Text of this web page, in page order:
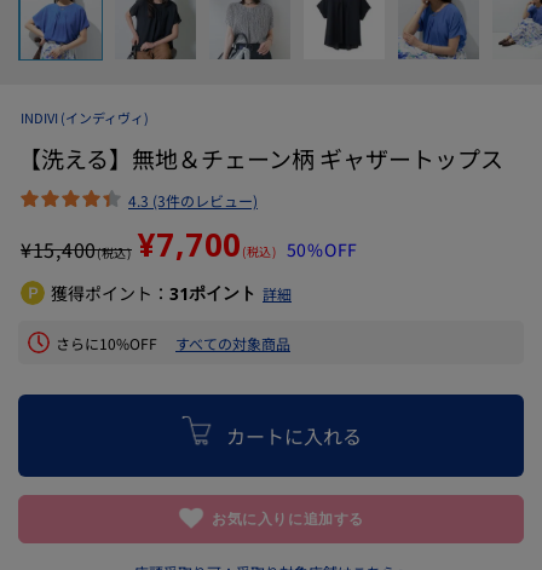
INDIVI (インディヴィ)
【洗える】無地＆チェーン柄 ギャザートップス
4.3 (3件のレビュー)
¥15,400(税込) ¥7,700 (税込) 50%OFF
獲得ポイント： 31ポイント 詳細
さらに10%OFF すべての対象商品
カートに入れる
お気に入りに追加する